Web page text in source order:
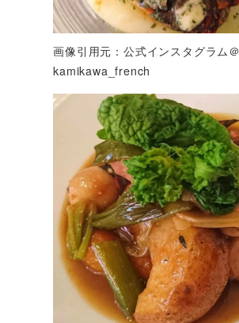
画像引用元：公式インスタグラム＠
kamikawa_french